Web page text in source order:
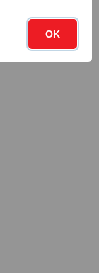
OK